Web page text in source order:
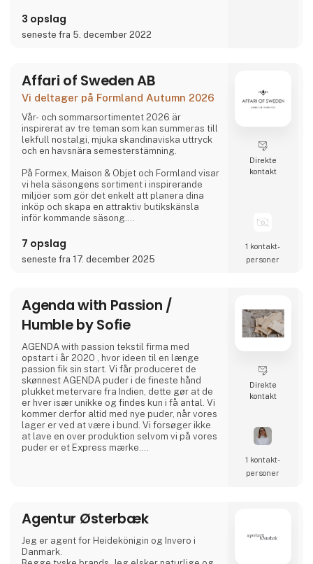
3 opslag
seneste fra 5. december 2022
Affari of Sweden AB
Vi deltager på Formland Autumn 2026
Vår- och sommarsortimentet 2026 är
inspirerat av tre teman som kan summeras till
lekfull nostalgi, mjuka skandinaviska uttryck
och en havsnära semesterstämning.
På Formex, Maison & Objet och Formland visar
vi hela säsongens sortiment i inspirerande
miljöer som gör det enkelt att planera dina
inköp och skapa en attraktiv butikskänsla
inför kommande säsong.
Vi ser fram emot att träffa er och se hur vi
tillsammans kan skapa en fantastisk säsong.
7 opslag
seneste fra 17. december 2025
Direkte
kontakt
1 kontakt­
personer
Agenda with Passion /
Humble by Sofie
AGENDA with passion tekstil firma med
opstart i år 2020 , hvor ideen til en længe
passion fik sin start. Vi får produceret de
skønnest AGENDA puder i de fineste hånd
plukket metervare fra Indien, dette gør at de
er hver især unikke og findes kun i få antal. Vi
kommer derfor altid med nye puder, når vores
lager er ved at være i bund. Vi forsøger ikke
at lave en over produktion selvom vi på vores
puder er et Express mærke.
Direkte
kontakt
1 kontakt­
personer
Agentur Østerbæk
Jeg er agent for Heidekönigin og Invero i
Danmark.